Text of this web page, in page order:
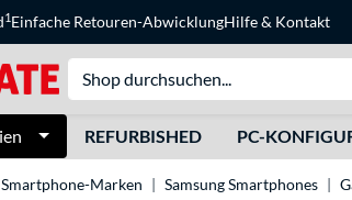
1Einfache Retouren-AbwicklungHilfe& Kontakt
REFURBISHED PC-
Smartphone-Marken Samsung Smartphones